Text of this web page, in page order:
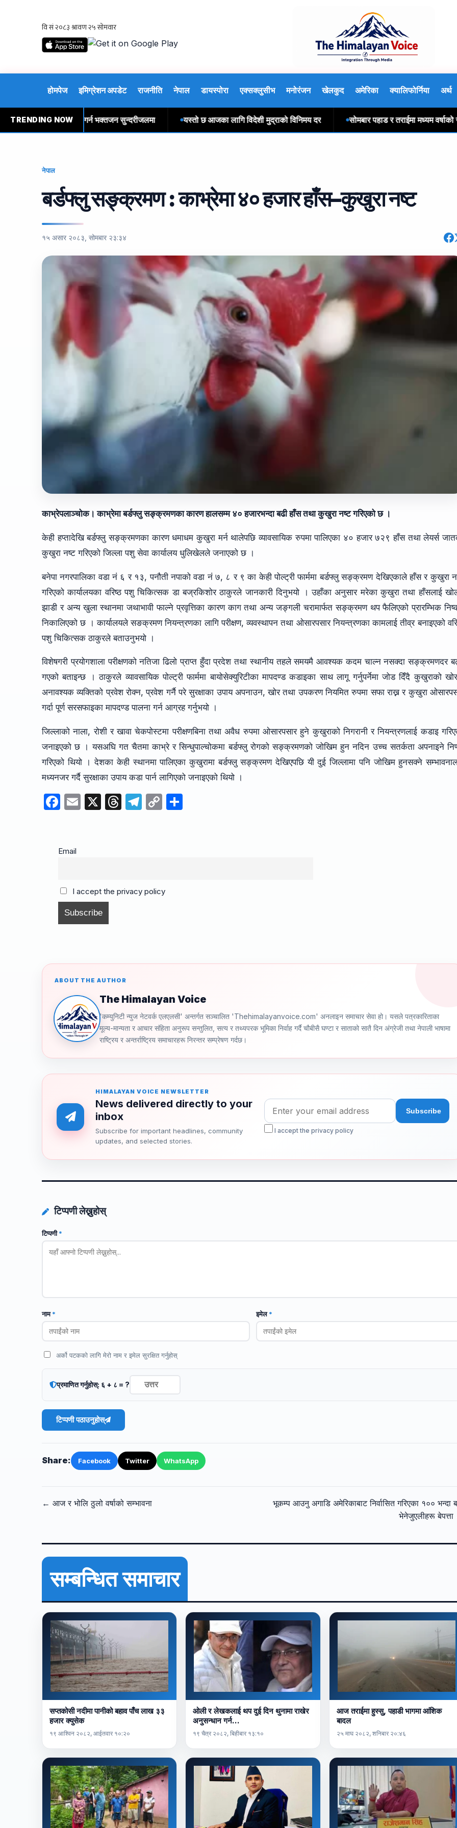
होमपेज इमिग्रेशन अपडेट राजनीति नेपाल डायस्पोरा एक्सक्लुसीभ मनोरंजन खेलकुद अमेरिका क्यालिफोर्निया अर्थ
TRENDING NOW
बोलबम यात्रा गर्न भक्तजन सुन्दरीजलमा यस्तो छ आजका लागि विदेशी मुद्राको विनिमय दर सोमबार पहाड र तराईमा मध्यम वर्षाको
नेपाल
बर्डफ्लु सङ्क्रमण : काभ्रेमा ४० हजार हाँस–कुखुरा नष्ट
१५ असार २०८३, सोमबार २३:३४
काभ्रेपलाञ्चोक। काभ्रेमा बर्डफ्लु सङ्क्रमणका कारण हालसम्म ४० हजारभन्दा बढी हाँस तथा कुखुरा नष्ट गरिएको छ ।
केही हप्तादेखि बर्डफ्लु सङ्क्रमणका कारण धमाधम कुखुरा मर्न थालेपछि व्यावसायिक रुपमा पालिएका ४० हजार ७२९ हाँस तथा लेयर्स
कुखुरा नष्ट गरिएको जिल्ला पशु सेवा कार्यालय धुलिखेलले जनाएको छ ।
बनेपा नगरपालिका वडा नं ६ र १३, पनौती नपाको वडा नं ७, ८ र ९ का केही पोल्ट्री फार्ममा बर्डफ्लु सङ्क्रमण देखिएकाले हाँस र कुखुरा
गरिएको कार्यालयका वरिष्ठ पशु चिकित्सक डा बज्रकिशोर ठाकुरले जानकारी दिनुभयो । उहाँका अनुसार मरेका कुखुरा तथा हाँसलाई
झाडी र अन्य खुला स्थानमा जथाभावी फाल्ने प्रवृत्तिका कारण काग तथा अन्य जङ्गली चरामार्फत सङ्क्रमण थप फैलिएको प्रारम्भिक
निकालिएको छ । कार्यालयले सङक्रमण नियन्त्रणका लागि परीक्षण, व्यवस्थापन तथा ओसारपसार नियन्त्रणका कामलाई तीव्र बनाइएको
पशु चिकित्सक ठाकुरले बताउनुभयो ।
विशेषगरी प्रयोगशाला परीक्षणको नतिजा ढिलो प्राप्त हुँदा प्रदेश तथा स्थानीय तहले समयमै आवश्यक कदम चाल्न नसक्दा सङ्क्रमणदर
गएको बताइन्छ । ठाकुरले व्यावसायिक पोल्ट्री फार्ममा बायोसेक्युरिटीका मापदण्ड कडाइका साथ लागू गर्नुपर्नेमा जोड दिँदै कुखुराको
अनावश्यक व्यक्तिको प्रवेश रोक्न, प्रवेश गर्नै परे सुरक्षाका उपाय अपनाउन, खोर तथा उपकरण नियमित रुपमा सफा राख्न र कुखुरा
गर्दा पूर्ण सरसफाइका मापदण्ड पालना गर्न आग्रह गर्नुभयो ।
जिल्लाको नाला, रोशी र खावा चेकपोस्टमा परीक्षणबिना तथा अवैध रुपमा ओसारपसार हुने कुखुराको निगरानी र नियन्त्रणलाई कडाइ
जनाइएको छ । यसअघि गत चैतमा काभ्रे र सिन्धुपाल्चोकमा बर्डफ्लु रोगको सङ्क्रमणको जोखिम हुन नदिन उच्च सतर्कता अपनाइने
गरिएको थियो । देशका केही स्थानमा पालिएका कुखुरामा बर्डफ्लु सङ्क्रमण देखिएपछि यी दुई जिल्लामा पनि जोखिम हुनसक्ने
मध्यनजर गर्दै सुरक्षाका उपाय कडा पार्न लागिएको जनाइएको थियो ।
F
e
o
o
k
E
X
T
s
T
m
C
k
Email
I accept the privacy policy
ABOUT THE AUTHOR
The Himalayan Voice
'कम्युनिटी न्युज नेटवर्क एलएलसी' अन्तर्गत सञ्चालित 'Thehimalayanvoice.com' अनलाइन समाचार सेवा हो। यसले पत्रकारिताका
मूल्य-मान्यता र आचार संहिता अनुरूप सन्तुलित, सत्य र तथ्यपरक भूमिका निर्वाह गर्दै चौबीसै घण्टा र साताको सातै दिन अंग्रेजी तथा नेपाली भाषामा
राष्ट्रिय र अन्तर्राष्ट्रिय समाचारहरू निरन्तर सम्प्रेषण गर्दछ।
HIMALAYAN VOICE NEWSLETTER
News delivered directly to your
inbox
Subscribe for important headlines, community
updates, and selected stories.
I accept the privacy policy
टिप्पणी लेख्नुहोस्
टिप्पणी*
नाम* इमेल*
अर्को पटकको लागि मेरो नाम र इमेल सुरक्षित गर्नुहोस्
प्रमाणित गर्नुहोस्: ६ + ८ = ?
टिप्पणी पठाउनुहोस्
Share: Facebook Twitter WhatsApp
← आज र भोलि ठुलो वर्षाको सम्भावना
भूकम्प आउनु अगाडि अमेरिकाबाट निर्वासित गरिएका १०० भन्दा
भेनेजुएलीहरू
सम्बन्धित समाचार
सप्तकोसी नदीमा पानीको बहाव पाँच लाख ३३
हजार क्युसेक
१९ आश्विन २०८२, आईतवार १०:२०
ओली र लेखकलाई थप दुई दिन थुनामा राखेर
अनुसन्धान गर्न…
१९ चैत्र २०८२, बिहीबार १३:१०
आज तराईमा हुस्सु, पहाडी भागमा आंशिक
बादल
२५ माघ २०८२, शनिबार २०:४६